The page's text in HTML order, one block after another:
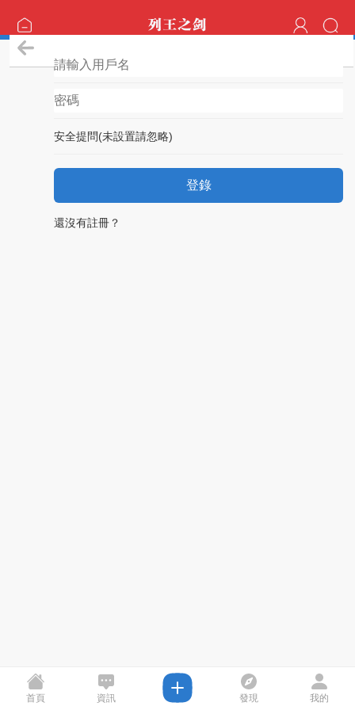
安全提問(未設置請忽略)
登錄
還沒有註冊？
首頁 資訊 發現 我的